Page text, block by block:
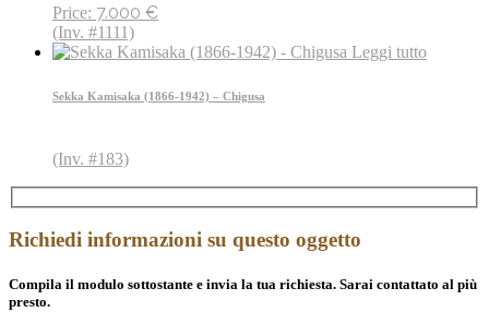
Price: 7.000 €
(Inv. #1111)
Leggi tutto
Sekka Kamisaka (1866-1942) – Chigusa
(Inv. #183)
Richiedi informazioni su questo oggetto
Compila il modulo sottostante e invia la tua richiesta. Sarai contattato al più
presto.